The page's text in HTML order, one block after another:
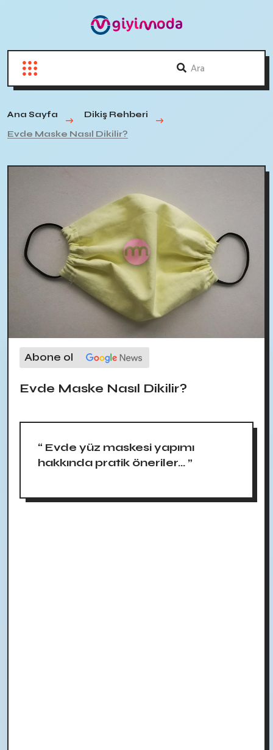
Ana Sayfa
Dikiş Rehberi
Evde Maske Nasıl Dikilir?
Abone ol
Evde Maske Nasıl Dikilir?
“ Evde yüz maskesi yapımı
hakkında pratik öneriler... ”